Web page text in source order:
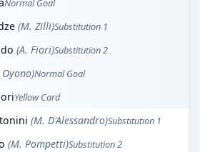
Normal Goal
(M. Zilli)Substitution 1
(A. Fiori)Substitution 2
Oyono)Normal Goal
Yellow Card
(M. D'Alessandro)Substitution 1
(M. Pompetti)Substitution 2